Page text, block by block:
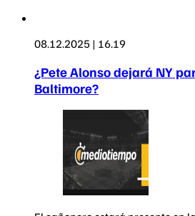
08.12.2025 | 16.19
¿Pete Alonso dejará NY
Baltimore?